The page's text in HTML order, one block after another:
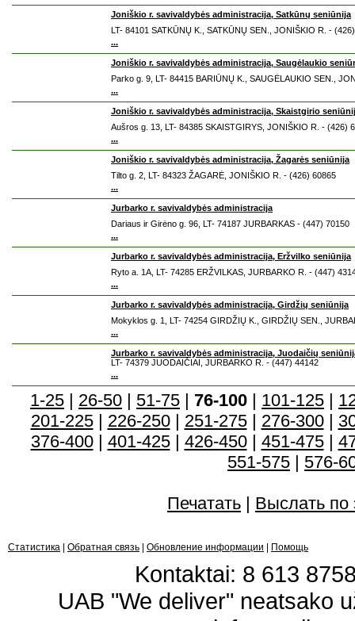
Joniškio r. savivaldybės administracija, Satkūnų seniūnija
LT- 84101 SATKŪNŲ K., SATKŪNŲ SEN., JONIŠKIO R. -
...
Joniškio r. savivaldybės administracija, Saugėlaukio
Parko g. 9, LT- 84415 BARIŪNŲ K., SAUGĖLAUKIO SEN.,
...
Joniškio r. savivaldybės administracija, Skaistgirio
Aušros g. 13, LT- 84385 SKAISTGIRYS, JONIŠKIO R. - (426)
...
Joniškio r. savivaldybės administracija, Žagarės seniūnija
Tilto g. 2, LT- 84323 ŽAGARĖ, JONIŠKIO R. - (426) 60865
...
Jurbarko r. savivaldybės administracija
Dariaus ir Girėno g. 96, LT- 74187 JURBARKAS - (447) 70150
...
Jurbarko r. savivaldybės administracija, Eržvilko seniūnija
Ryto a. 1A, LT- 74285 ERŽVILKAS, JURBARKO R. - (447)
...
Jurbarko r. savivaldybės administracija, Girdžių seniūnija
Mokyklos g. 1, LT- 74254 GIRDŽIŲ K., GIRDŽIŲ SEN.,
...
Jurbarko r. savivaldybės administracija, Juodaičių
LT- 74379 JUODAIČIAI, JURBARKO R. - (447) 44142
...
1-25 | 26-50 | 51-75 | 76-100 | 101-125 |
201-225| 226-250| 251-275| 276-300|
376-400| 401-425| 426-450| 451-475|
551-575 | 576-
Печатать | Выслать по
Статистика Обратная связь Обновление информации Помощь
Kontaktai: 8 613
UAB "We deliver" neatsako